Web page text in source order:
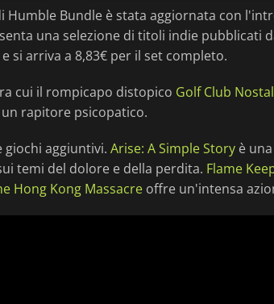
Humble Bundle è stata aggiornata con
una selezione di titoli indie pubblicati
si arriva a 8,83€ per il set completo.
cui il rompicapo distopico Golf Club
rapitore psicopatico.
giochi aggiuntivi. Arise: A Simple Story è
temi del dolore e della perdita. Flame
Hong Kong Massacre offre un'intensa